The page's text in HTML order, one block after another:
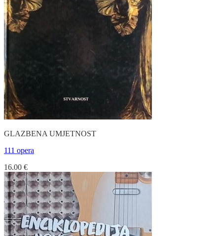
GLAZBENA UMJETNOST
111 opera
16.00 €